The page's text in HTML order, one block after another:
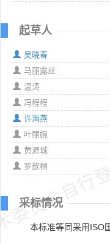
员会自
起草人
吴晓春
马丽露丝
温涛
冯程程
许海燕
叶丽婉
黄源城
罗歆桐
采标情况
本标准等同采用ISO